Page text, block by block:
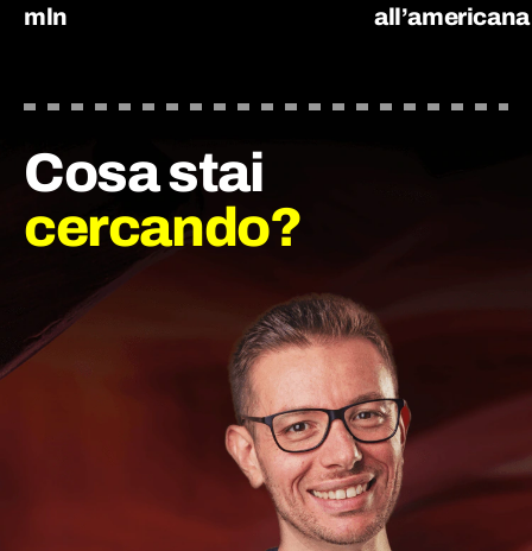
mln
all’americana
Cosa stai
cercando?